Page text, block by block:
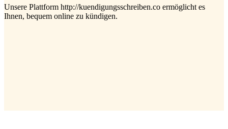
Unsere Plattform http://kuendigungsschreiben.co ermöglicht es
Ihnen, bequem online zu kündigen.